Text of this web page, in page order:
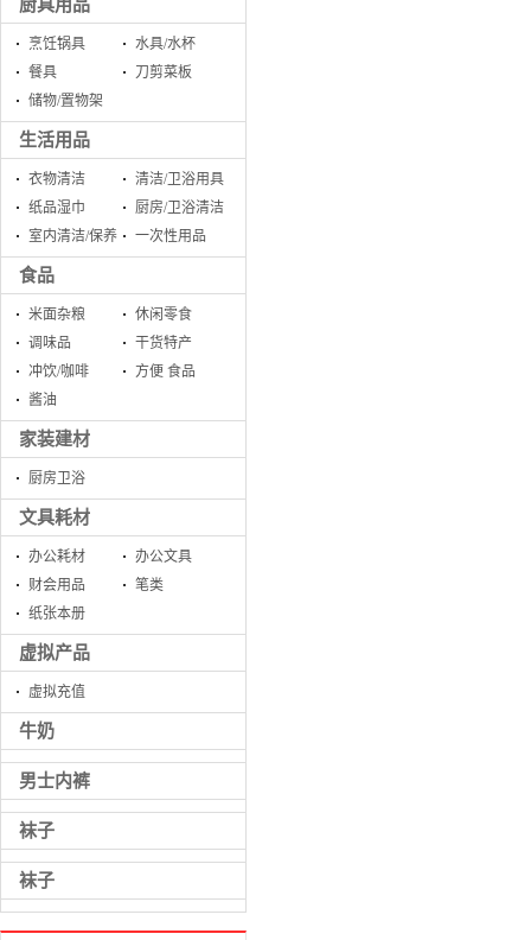
厨具用品
烹饪锅具
水具/水杯
餐具
刀剪菜板
储物/置物架
生活用品
衣物清洁
清洁/卫浴用具
纸品湿巾
厨房/卫浴清洁
室内清洁/保养
一次性用品
食品
米面杂粮
休闲零食
调味品
干货特产
冲饮/咖啡
方便 食品
酱油
家装建材
厨房卫浴
文具耗材
办公耗材
办公文具
财会用品
笔类
纸张本册
虚拟产品
虚拟充值
牛奶
男士内裤
袜子
袜子